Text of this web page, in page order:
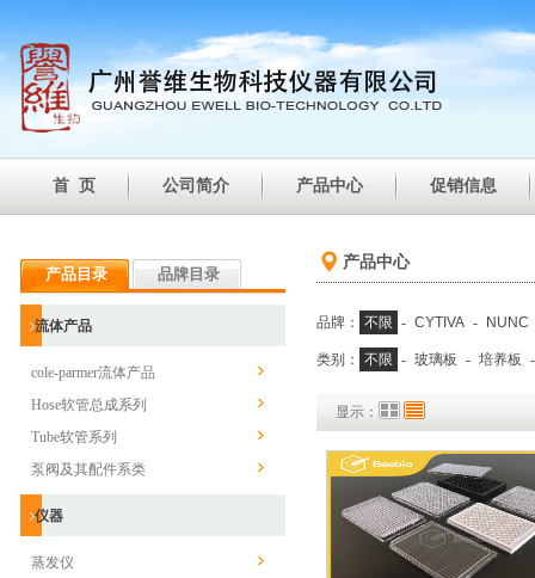
首 页 公司简介 产品中心 促销信息
产品目录 品牌目录
流体产品
cole-parmer流体产品
Hose软管总成系列
Tube软管系列
泵阀及其配件系类
仪器
蒸发仪
产品中心
品牌： 不限 - CYTIVA - NUNC
类别： 不限 - 玻璃板 - 培养板
显示：